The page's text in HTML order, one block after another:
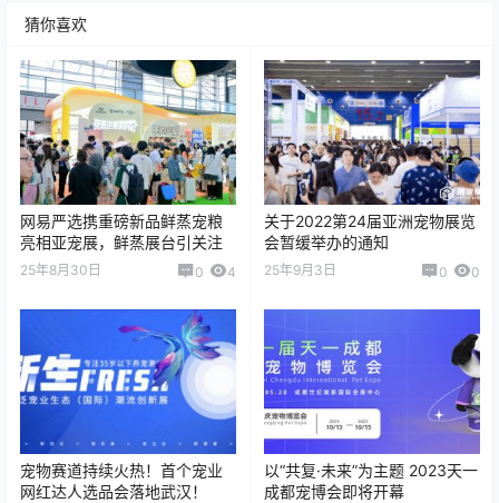
猜你喜欢
网易严选携重磅新品鲜蒸宠粮
亮相亚宠展，鲜蒸展台引关注
25年8月30日 0 4
关于2022第24届亚洲宠物展览
会暂缓举办的通知
25年9月3日 0 0
宠物赛道持续火热！首个宠业
网红达人选品会落地武汉！
以“共复·未来”为主题 2023天一
成都宠博会即将开幕